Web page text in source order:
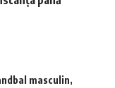
masculin,